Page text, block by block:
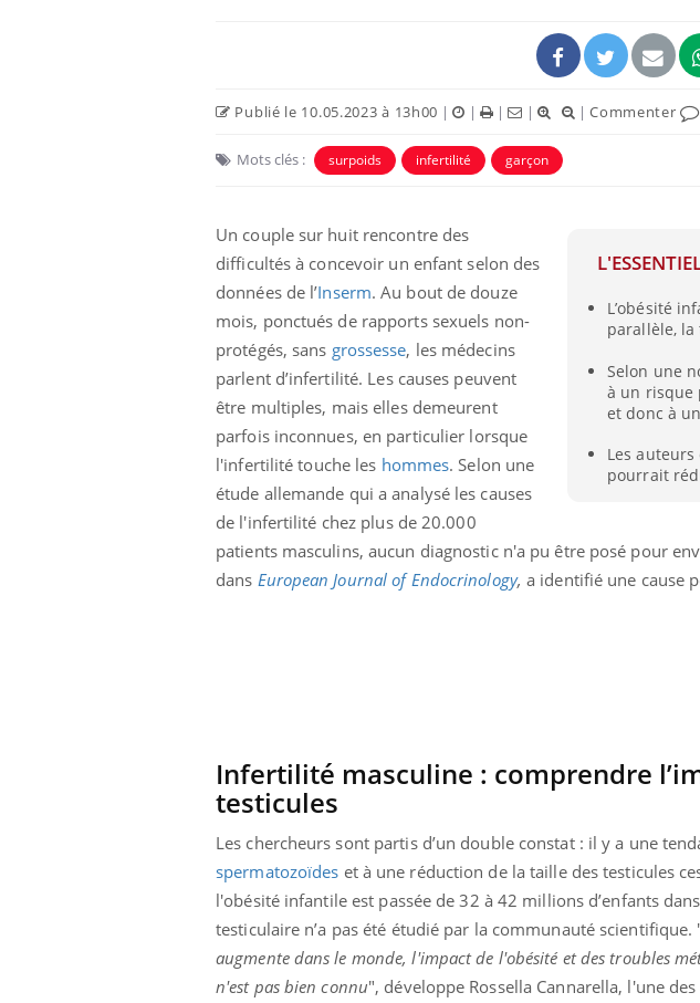
Publié le 10.05.2023 à 13h00 | | | | |Commenter
Mots clés : surpoids infertilité garçon
L’obésité
parallèle,
Selon une
à un risque
et donc à
Les
pourrait
Un couple sur huit rencontre des
difficultés à concevoir un enfant selon des
données de l’Inserm. Au bout de douze
mois, ponctués de rapports sexuels non-
protégés, sans grossesse, les médecins
parlent d’infertilité. Les causes peuvent
être multiples, mais elles demeurent
parfois inconnues, en particulier lorsque
l'infertilité touche les hommes. Selon une
étude allemande qui a analysé les causes
de l'infertilité chez plus de 20.000
patients masculins, aucun diagnostic n'a pu être posé pour
dans European Journal of Endocrinology, a identifié une cause
Infertilité masculine : comprendre
testicules
Les chercheurs sont partis d’un double constat : il y a une
spermatozoïdes et à une réduction de la taille des testicules
l'obésité infantile est passée de 32 à 42 millions d’enfants
testiculaire n’a pas été étudié par la communauté scientifique.
augmente dans le monde, l'impact de l'obésité et des troubles
n'est pas bien connu", développe Rossella Cannarella, l'une
Eczéma Chronique des Mains :
expliquer ma maladie Youtube
Il y a des sujets qui sont faciles à aborder...
d'autres non ! D'un côté, poser des
questions sur la maladie d'un proche c'est
Carence en fer :
prévenir
même alopécie… Les